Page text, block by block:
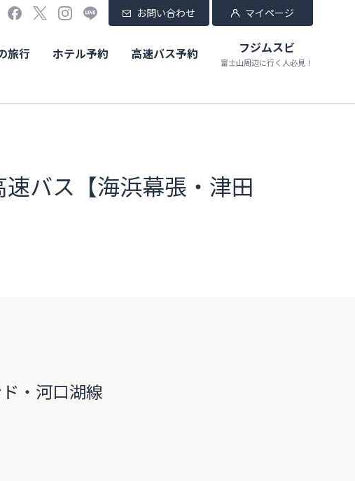
お問い合わせ マイページ
旅行 ホテル予約 高速バス予約 フジムスビ
富士山周辺に行く人必見！
バス【海浜幕張・津田
・河口湖線